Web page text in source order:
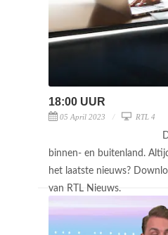
18:00 UUR
05 April 2023 RTL 4
binnen- en buitenland.
het laatste nieuws?
van RTL Nieuws.